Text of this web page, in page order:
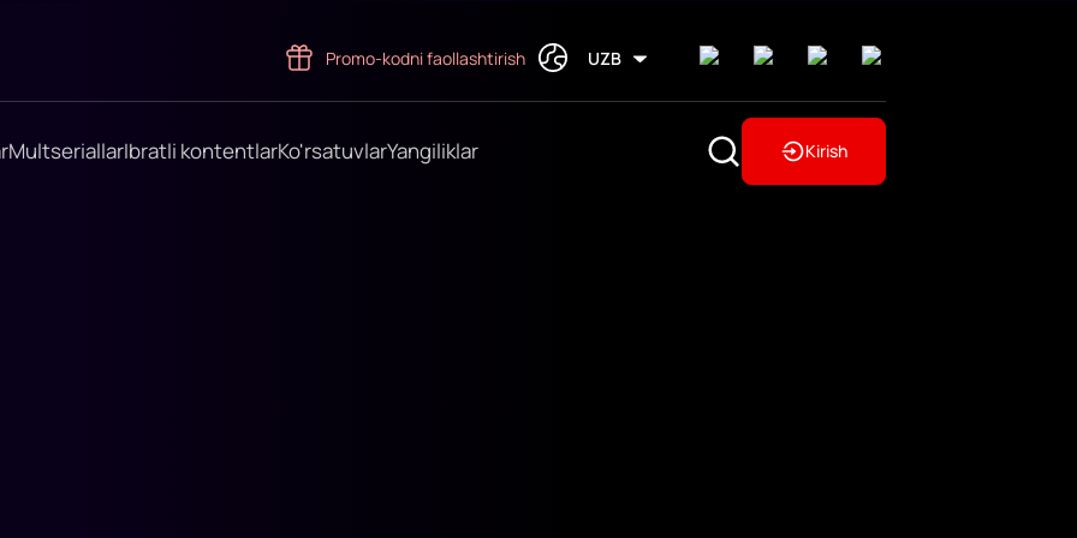
Promo-kodni faollashtirish UZB
MultseriallarIbratli kontentlarKo'rsatuvlarYangiliklar Kirish